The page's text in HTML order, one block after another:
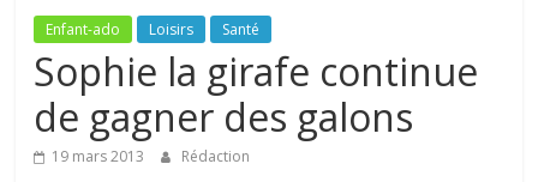
La
santé
de
toute
famille
Enfant-ado Loisirs Santé
Sophie la girafe continue
de gagner des galons
19 mars 2013 Rédaction